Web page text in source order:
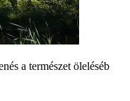
a természet öleléséb